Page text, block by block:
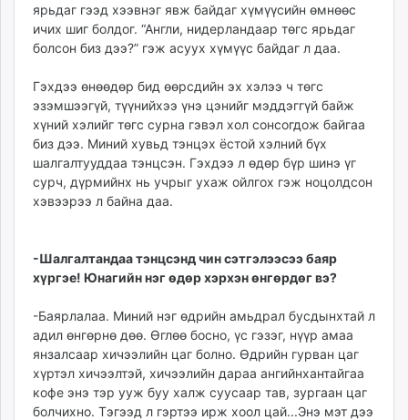
ярьдаг гээд хээвнэг явж байдаг хүмүүсийн өмнөөс
ичих шиг болдог. “Англи, нидерландаар төгс ярьдаг
болсон биз дээ?” гэж асуух хүмүүс байдаг л даа.
Гэхдээ өнөөдөр бид өөрсдийн эх хэлээ ч төгс
эзэмшээгүй, түүнийхээ үнэ цэнийг мэддэггүй байж
хүний хэлийг төгс сурна гэвэл хол сонсогдож байгаа
биз дээ. Миний хувьд тэнцэх ёстой хэлний бүх
шалгалтууддаа тэнцсэн. Гэхдээ л өдөр бүр шинэ үг
сурч, дүрмийнх нь учрыг ухаж ойлгох гэж ноцолдсон
хэвээрээ л байна даа.
-Шалгалтандаа тэнцсэнд чин сэтгэлээсээ баяр
хүргэе! Юнагийн нэг өдөр хэрхэн өнгөрдөг вэ?
-Баярлалаа. Миний нэг өдрийн амьдрал бусдынхтай л
адил өнгөрнө дөө. Өглөө босно, үс гэзэг, нүүр амаа
янзалсаар хичээлийн цаг болно. Өдрийн гурван цаг
хүртэл хичээлтэй, хичээлийн дараа ангийнхантайгаа
кофе энэ тэр ууж буу халж суусаар тав, зургаан цаг
болчихно. Тэгээд л гэртээ ирж хоол цай...Энэ мэт дээ